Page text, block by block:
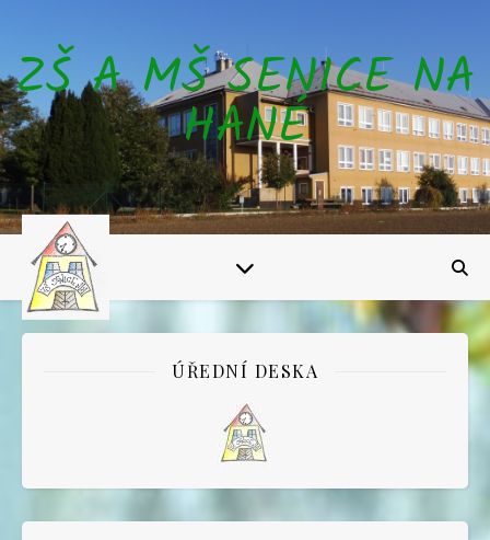
ZŠ A MŠ SENICE NA
HANÉ
ÚŘEDNÍ DESKA